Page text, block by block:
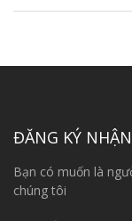
ĐĂNG KÝ
Bạn có muốn là
chúng tôi